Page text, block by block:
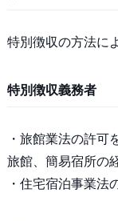
特別徴収の方法に
特別徴収義務者
・旅館業法の許可
旅館、簡易宿所の
・住宅宿泊事業法